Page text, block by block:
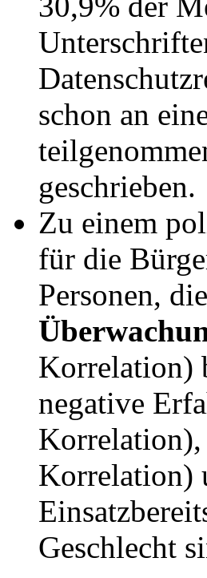
schon an
geschrieben.
Zu einem
für die
Personen,
Korrelation)
negative
Korrelation),
Korrelation)
Geschlecht